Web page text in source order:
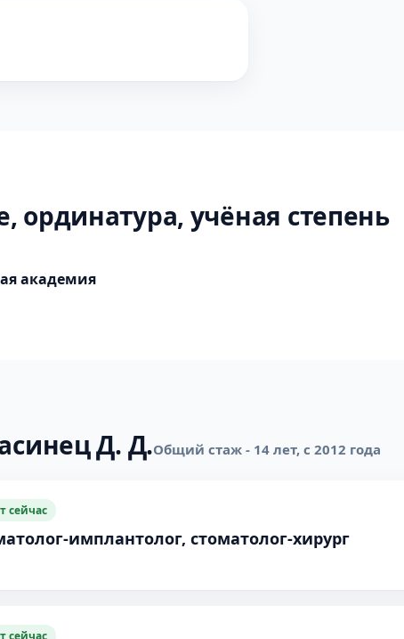
ординатура, учёная степень
академия
Д. Д.Общий стаж - 14 лет, с 2012 года
сейчас
имплантолог, стоматолог-хирург
сейчас